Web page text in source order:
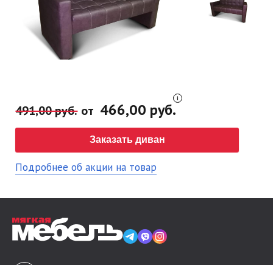
491,00 руб. от 466,00 руб.
Заказать диван
Подробнее об акции на товар